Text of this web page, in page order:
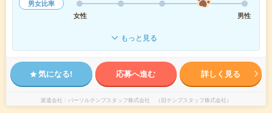
男女比率
女性
男性
もっと見る
気になる! 応募へ進む 詳しく見る
派遣会社 パーソルテンプスタッフ株式会社 （旧テンプスタッフ株式会社）